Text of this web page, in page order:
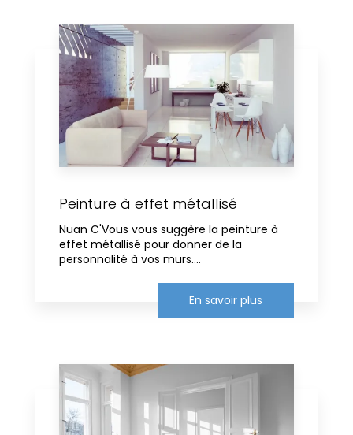
Peinture à effet métallisé
Nuan C'Vous vous suggère la peinture à
effet métallisé pour donner de la
personnalité à vos murs....
En savoir plus